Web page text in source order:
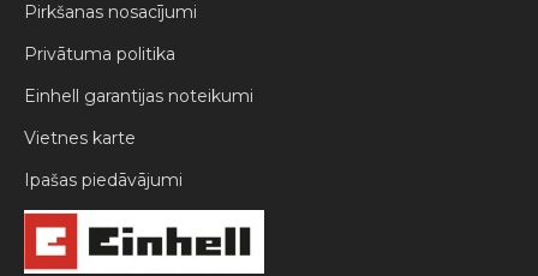
Pirkšanas nosacījumi
Privātuma politika
Einhell garantijas noteikumi
Vietnes karte
Ipašas piedāvājumi